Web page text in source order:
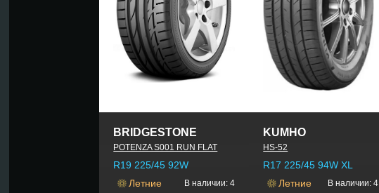
BRIDGESTONE
POTENZA S001 RUN FLAT
R19 225/45 92W
Летние
В наличии: 4
KUMHO
HS-52
R17 225/45 94W XL
Летние
В наличии: 4